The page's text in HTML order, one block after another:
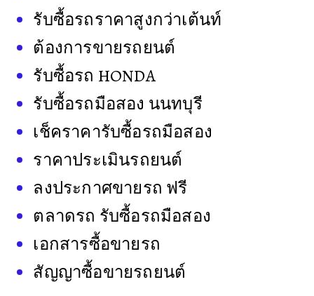
รับซื้อรถราคาสูงกว่าเต้นท์
ต้องการขายรถยนต์
รับซื้อรถ HONDA
รับซื้อรถมือสอง นนทบุรี
เช็คราคารับซื้อรถมือสอง
ราคาประเมินรถยนต์
ลงประกาศขายรถ ฟรี
ตลาดรถ รับซื้อรถมือสอง
เอกสารซื้อขายรถ
สัญญาซื้อขายรถยนต์